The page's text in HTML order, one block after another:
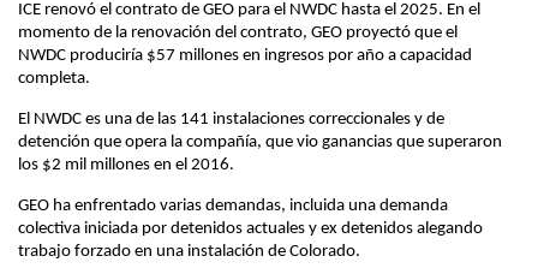
ICE renovó el contrato de GEO para el NWDC hasta el 2025. En el
momento de la renovación del contrato, GEO proyectó que el
NWDC produciría $57 millones en ingresos por año a capacidad
completa.
El NWDC es una de las 141 instalaciones correccionales y de
detención que opera la compañía, que vio ganancias que superaron
los $2 mil millones en el 2016.
GEO ha enfrentado varias demandas, incluida una demanda
colectiva iniciada por detenidos actuales y ex detenidos alegando
trabajo forzado en una instalación de Colorado.